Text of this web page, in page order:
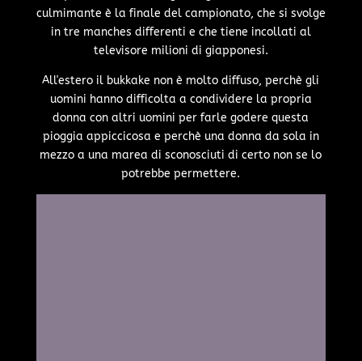
culmimante è la finale del campionato, che si svolge
in tre manches differenti e che tiene incollati al
televisore milioni di giapponesi.
All'estero il bukkake non è molto diffuso, perchè gli
uomini hanno difficolta a condividere la propria
donna con altri uomini per farle godere questa
pioggia appiccicosa e perchè una donna da sola in
mezzo a una marea di sconosciuti di certo non se lo
potrebbe permettere.